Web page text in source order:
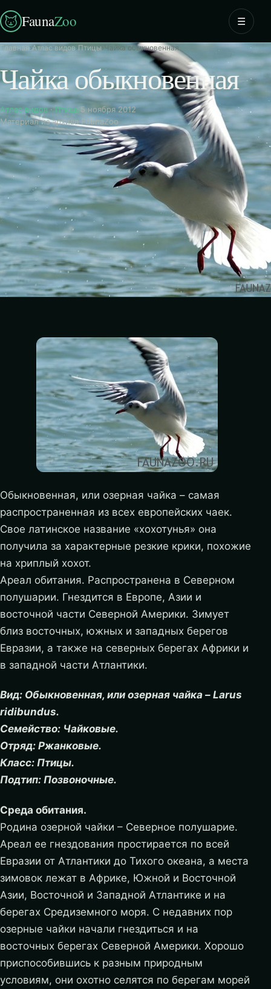
FaunaZoo ☰
Главная›Атлас видов›Птицы›Чайка обыкновенная
Чайка обыкновенная
Атлас видов·Птицы5 ноября 2012
Материал из архива FaunaZoo
Обыкновенная, или озерная чайка – самая
распространенная из всех европейских чаек.
Свое латинское название «хохотунья» она
получила за характерные резкие крики, похожие
на хриплый хохот.
Ареал обитания. Распространена в Северном
полушарии. Гнездится в Европе, Азии и
восточной части Северной Америки. Зимует
близ восточных, южных и западных берегов
Евразии, а также на северных берегах Африки и
в западной части Атлантики.
Вид: Обыкновенная, или озерная чайка – Larus
ridibundus.
Семейство: Чайковые.
Отряд: Ржанковые.
Класс: Птицы.
Подтип: Позвоночные.
Среда обитания.
Родина озерной чайки – Северное полушарие.
Ареал ее гнездования простирается по всей
Евразии от Атлантики до Тихого океана, а места
зимовок лежат в Африке, Южной и Восточной
Азии, Восточной и Западной Атлантике и на
берегах Средиземного моря. С недавних пор
озерные чайки начали гнездиться и на
восточных берегах Северной Америки. Хорошо
приспособившись к разным природным
условиям, они охотно селятся по берегам морей